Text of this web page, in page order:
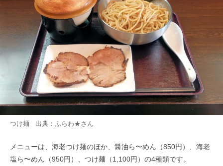
つけ麺 出典： ふらわ★さん
メニューは、海老つけ麺のほか、醤油ら〜めん（850円）、海老
塩ら〜めん（950円）、つけ麺（1,100円）の4種類です。